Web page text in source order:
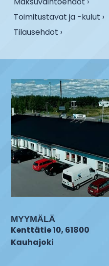
Toimitustavat ja -kulut ›
Tilausehdot ›
MYYMÄLÄ
Kenttätie 10, 61800
Kauhajoki